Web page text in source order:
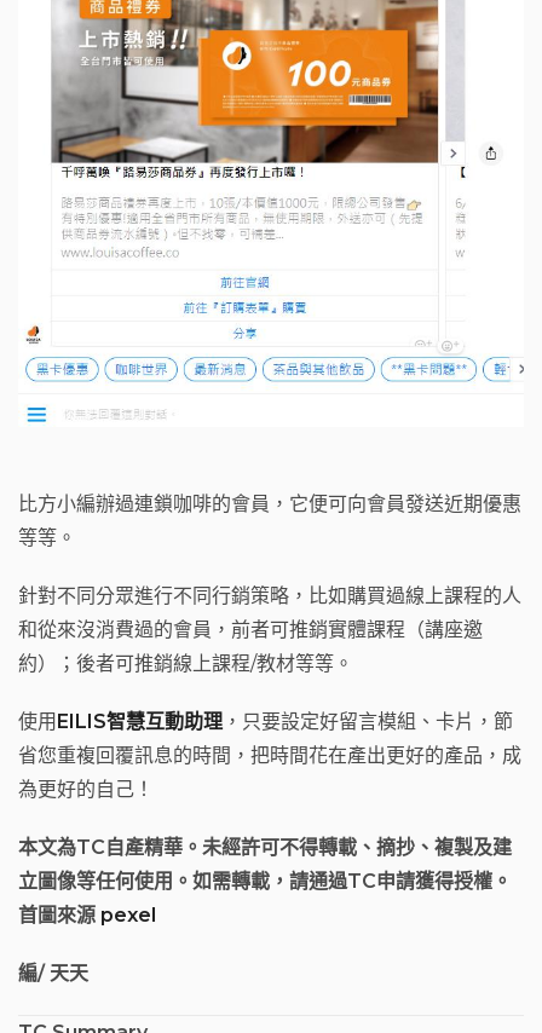
比方小編辦過連鎖咖啡的會員，它便可向會員發送近期優惠
等等。
針對不同分眾進行不同行銷策略，比如購買過線上課程的人
和從來沒消費過的會員，前者可推銷實體課程（講座邀
約）；後者可推銷線上課程/教材等等。
使用 EILIS智慧互動助理 ，只要設定好留言模組、卡片，節
省您重複回覆訊息的時間，把時間花在產出更好的產品，成
為更好的自己！
本文為TC自產精華。未經許可不得轉載、摘抄、複製及建
立圖像等任何使用。如需轉載，請通過TC申請獲得授權。
首圖來源 pexel
編/ 天天